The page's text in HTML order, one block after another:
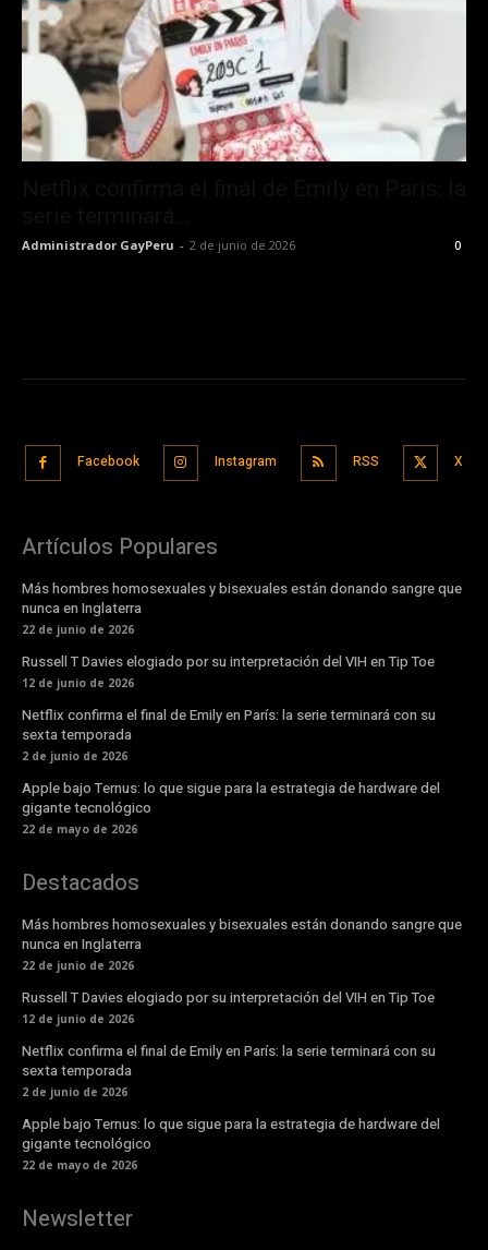
Administrador GayPeru - 2 de junio de 2026 0
Facebook Instagram RSS X
Artículos Populares
Más hombres homosexuales y bisexuales están donando sangre que
nunca en Inglaterra
22 de junio de 2026
Russell T Davies elogiado por su interpretación del VIH en Tip Toe
12 de junio de 2026
Netflix confirma el final de Emily en París: la serie terminará con su
sexta temporada
2 de junio de 2026
Apple bajo Ternus: lo que sigue para la estrategia de hardware del
gigante tecnológico
22 de mayo de 2026
Destacados
Más hombres homosexuales y bisexuales están donando sangre que
nunca en Inglaterra
22 de junio de 2026
Russell T Davies elogiado por su interpretación del VIH en Tip Toe
12 de junio de 2026
Netflix confirma el final de Emily en París: la serie terminará con su
sexta temporada
2 de junio de 2026
Apple bajo Ternus: lo que sigue para la estrategia de hardware del
gigante tecnológico
22 de mayo de 2026
Newsletter